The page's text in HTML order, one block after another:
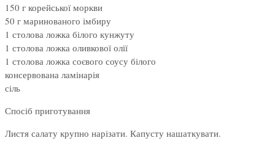
150 г корейської моркви
50 г маринованого імбиру
1 столова ложка білого кунжуту
1 столова ложка оливкової олії
1 столова ложка соєвого соусу білого
консервована ламінарія
сіль
Спосіб приготування
Листя салату крупно нарізати. Капусту нашаткувати.